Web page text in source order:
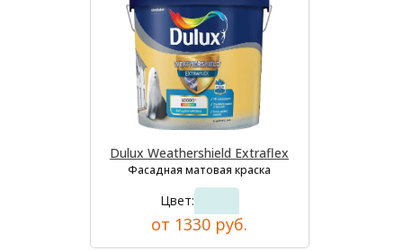
Dulux Weathershield Extraflex
Фасадная матовая краска
Цвет:
от 1330 руб.